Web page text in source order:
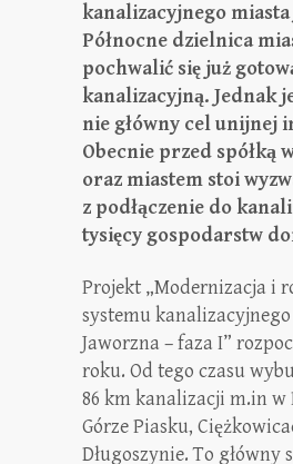
kanalizacyjnego miasta
Północne dzielnica
pochwalić się już
kanalizacyjną. Jednak
nie główny cel unijnej
Obecnie przed spółką
oraz miastem stoi
z podłączenie do
tysięcy gospodarstw
Projekt „Modernizacja i
systemu
Jaworzna – faza I”
roku. Od tego czasu
86 km kanalizacji m.in w
Górze Piasku,
Długoszynie. To główny